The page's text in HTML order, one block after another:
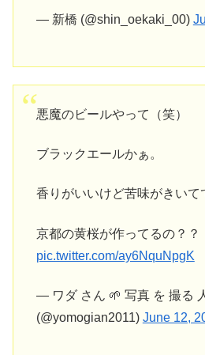
— 新橋 (@shin_oekaki_00)
悪魔のビールやって（笑）
ブラックエールかぁ。
香りがいいけど苦味がきいて
京都の黄桜が作ってるの？？
pic.twitter.com/ay6NquNpgK
— ワダ さん 🌱 写真 を 撮る
(@yomogian2011) June 12,